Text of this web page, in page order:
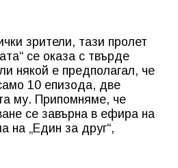
зрители, тази пролет
се оказа с твърде
някой е предполагал, че
10 епизода, две
му. Припомняме, че
се завърна в ефира на
на „Един за друг“,